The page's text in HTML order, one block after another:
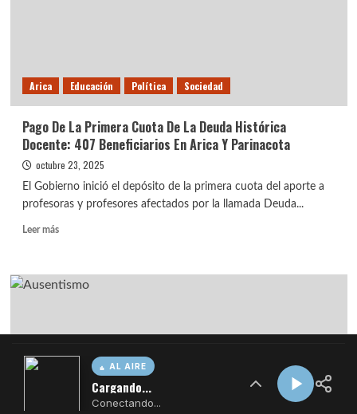
AL AIRE
Cargando...
Conectando...